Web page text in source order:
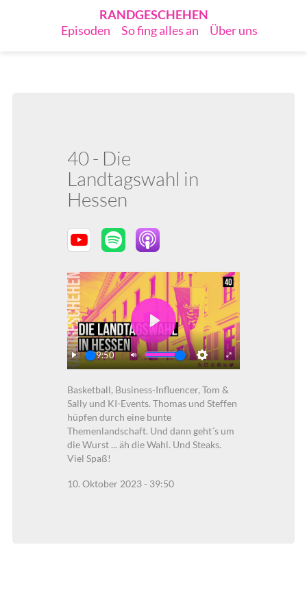
RANDGESCHEHEN
Episoden
So fing alles an Über uns
40 - Die
Landtagswahl in
Hessen
Play
39:50
Mute Settings
Enter
fullscreen
Play
Basketball, Business-Influencer, Tom &
Sally und KI-Events. Thomas und Steffen
hüpfen durch eine bunte
Themenlandschaft. Und dann geht´s um
die Wurst ... äh die Wahl. Und Steaks.
Viel Spaß!
10. Oktober 2023 - 39:50